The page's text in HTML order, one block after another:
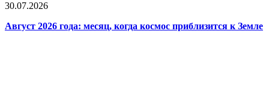
30.07.2026
Август 2026 года: месяц, когда космос приблизится к Земле